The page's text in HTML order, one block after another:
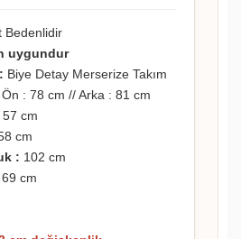
Bedenlidir
uygundur
Biye Detay Merserize Takım
Ön : 78 cm // Arka : 81 cm
57 cm
cm
: 102 cm
69 cm